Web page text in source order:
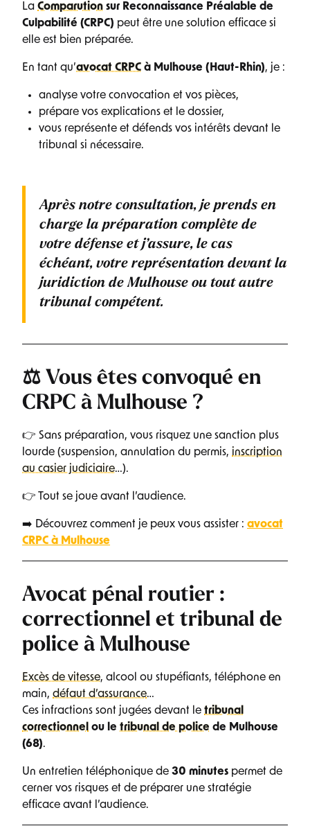
La Comparution sur Reconnaissance Préalable de
Culpabilité (CRPC) peut être une solution efficace si
elle est bien préparée.
En tant qu’avocat CRPC à Mulhouse (Haut-Rhin), je :
analyse votre convocation et vos pièces,
prépare vos explications et le dossier,
vous représente et défends vos intérêts devant le
tribunal si nécessaire.
Après notre consultation, je prends en
charge la préparation complète de
votre défense et j’assure, le cas
échéant, votre représentation devant la
juridiction de Mulhouse ou tout autre
tribunal compétent.
⚖️ Vous êtes convoqué en
CRPC à Mulhouse ?
👉 Sans préparation, vous risquez une sanction plus
lourde (suspension, annulation du permis, inscription
au casier judiciaire…).
👉 Tout se joue avant l’audience.
➡️ Découvrez comment je peux vous assister : avocat
CRPC à Mulhouse
Avocat pénal routier :
correctionnel et tribunal de
police à Mulhouse
Excès de vitesse, alcool ou stupéfiants, téléphone en
main, défaut d’assurance…
Ces infractions sont jugées devant le tribunal
correctionnel ou le tribunal de police de Mulhouse
(68).
Un entretien téléphonique de 30 minutes permet de
cerner vos risques et de préparer une stratégie
efficace avant l’audience.